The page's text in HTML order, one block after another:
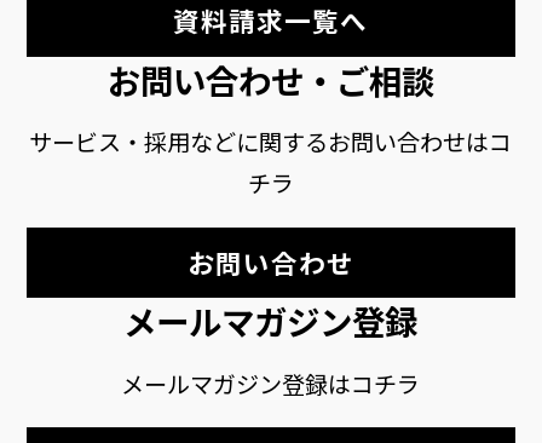
資料請求一覧へ
お問い合わせ・ご相談
サービス・採用などに関するお問い合わせはコ
チラ
お問い合わせ
メールマガジン登録
メールマガジン登録はコチラ